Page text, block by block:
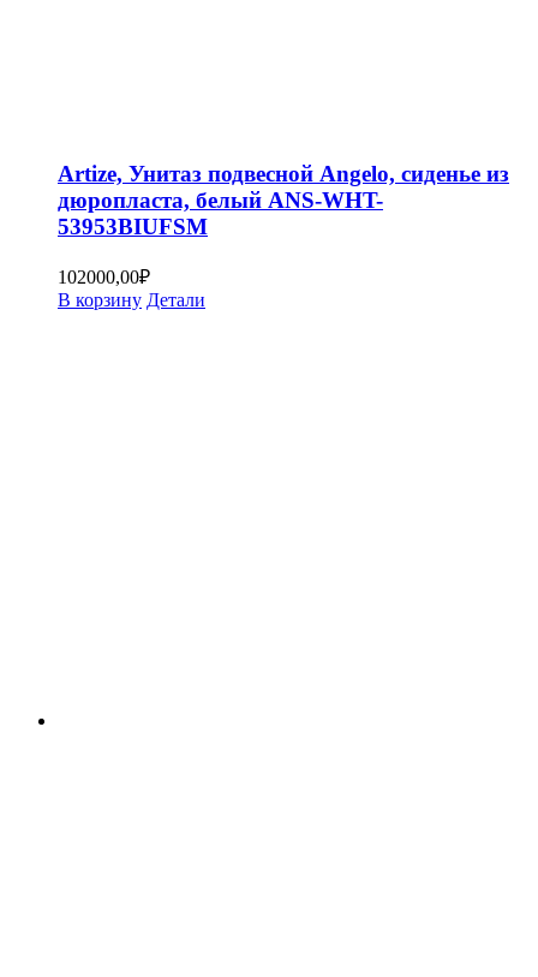
Artize, Унитаз подвесной Angelo, сиденье из
дюропласта, белый ANS-WHT-
53953BIUFSM
102000,00₽
В корзину Детали